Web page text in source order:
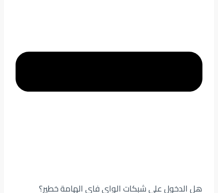
هل الدخول على شبكات الواي فاي الهامة خطير؟